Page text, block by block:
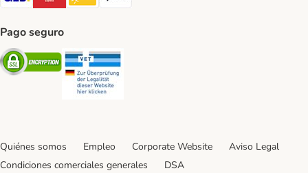
Pago seguro
Security
Quiénes somos Empleo Corporate Website
Aviso Legal
Condiciones comerciales generales
DSA